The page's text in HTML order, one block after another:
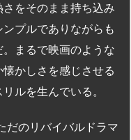
をそのまま持ち込み
プルでありながらも
まるで映画のような
かしさを感じさせる
ルを生んでいる。
だのリバイバルドラマ